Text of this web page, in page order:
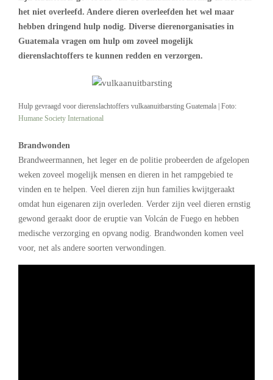
het niet overleefd. Andere dieren overleefden het wel maar
hebben dringend hulp nodig. Diverse dierenorganisaties in
Guatemala vragen om hulp om zoveel mogelijk
dierenslachtoffers te kunnen redden en verzorgen.
Hulp gevraagd voor dierenslachtoffers vulkaanuitbarsting Guatemala | Foto:
Humane Society International
Brandwonden
Brandweermannen, het leger en de politie probeerden de afgelopen
weken zoveel mogelijk mensen en dieren in het rampgebied te
vinden en te helpen. Veel dieren zijn hun families kwijtgeraakt
omdat hun eigenaren zijn overleden. Verder zijn veel dieren ernstig
gewond geraakt door de eruptie van Volcán de Fuego en hebben
medische verzorging en opvang nodig. Brandwonden komen veel
voor, net als andere soorten verwondingen.